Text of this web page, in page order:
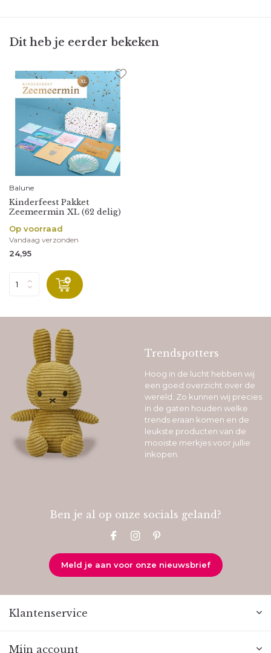
Dit heb je eerder bekeken
Balune
Kinderfeest Pakket
Zeemeermin XL (62 delig)
Op voorraad
Vandaag verzonden
24,95
Trendspotters
Hoog in de lucht hebben wij
een goed overzicht over de
wereld. Zo kunnen wij precies
in de gaten houden welke
trends eraan komen en de
leukste producten van de
mooiste merkjes voor jullie
inkopen.
Ben je al op onze socials geland?
Meld je aan voor onze nieuwsbrief
Klantenservice
Mijn account